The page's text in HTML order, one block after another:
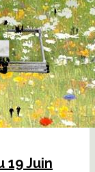
19 Juin